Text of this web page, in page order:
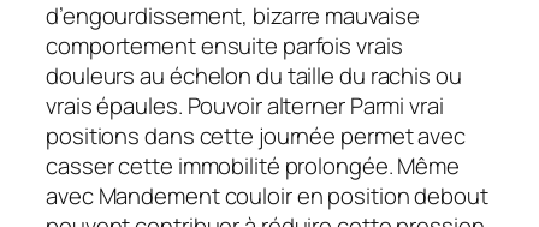
d’engourdissement, bizarre mauvaise
comportement ensuite parfois vrais
douleurs au échelon du taille du rachis ou
vrais épaules. Pouvoir alterner Parmi vrai
positions dans cette journée permet avec
casser cette immobilité prolongée. Même
avec Mandement couloir en position debout